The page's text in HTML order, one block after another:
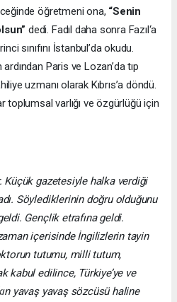
öğretmeni ona, “Senin
dedi. Fadıl daha sonra Fazıl‘a
sınıfını İstanbul’da okudu.
Paris ve Lozan’da tıp
uzmanı olarak Kıbrıs’a döndü.
toplumsal varlığı ve özgürlüğü için
Küçük gazetesiyle halka verdiği
Söylediklerinin doğru olduğunu
Gençlik etrafına geldi.
içerisinde İngilizlerin tayin
tutumu, milli tutum,
kabul edilince, Türkiye’ye ve
yavaş yavaş sözcüsü haline